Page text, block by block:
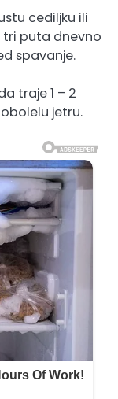
cediljku ili
tri puta dnevno
spavanje.
traje 1 – 2
jetru.